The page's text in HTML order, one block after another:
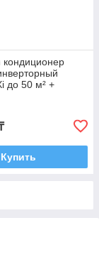
до 50 м² +
Купить